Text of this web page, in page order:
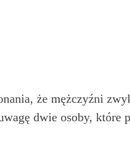
że mężczyźni
dwie osoby, które